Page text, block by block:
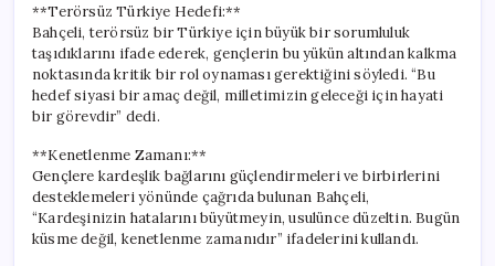
**Terörsüz Türkiye Hedefi:**
Bahçeli, terörsüz bir Türkiye için büyük bir sorumluluk
taşıdıklarını ifade ederek, gençlerin bu yükün altından kalkma
noktasında kritik bir rol oynaması gerektiğini söyledi. “Bu
hedef siyasi bir amaç değil, milletimizin geleceği için hayati
bir görevdir” dedi.
**Kenetlenme Zamanı:**
Gençlere kardeşlik bağlarını güçlendirmeleri ve birbirlerini
desteklemeleri yönünde çağrıda bulunan Bahçeli,
“Kardeşinizin hatalarını büyütmeyin, usulünce düzeltin. Bugün
küsme değil, kenetlenme zamanıdır” ifadelerini kullandı.